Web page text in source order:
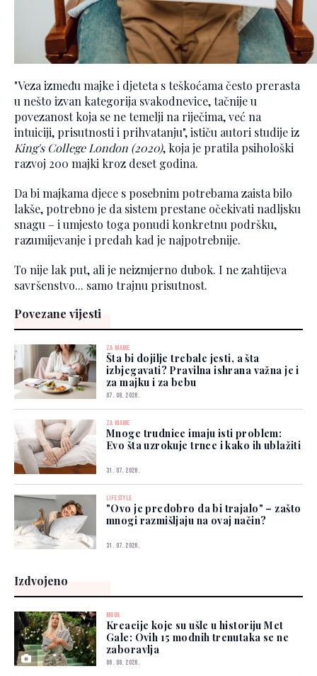
"Veza između majke i djeteta s teškoćama često prerasta
u nešto izvan kategorija svakodnevice, tačnije u
povezanost koja se ne temelji na riječima, već na
intuiciji, prisutnosti i prihvatanju", ističu autori studije iz
King's College London (2020), koja je pratila psihološki
razvoj 200 majki kroz deset godina.
Da bi majkama djece s posebnim potrebama zaista bilo
lakše, potrebno je da sistem prestane očekivati nadljsku
snagu – i umjesto toga ponudi konkretnu podršku,
razumijevanje i predah kad je najpotrebnije.
To nije lak put, ali je neizmjerno dubok. I ne zahtijeva
savršenstvo... samo trajnu prisutnost.
Povezane vijesti
ZA MAME
Šta bi dojilje trebale jesti, a šta
izbjegavati? Pravilna ishrana važna je i
za majku i za bebu
07. 08. 2026.
ZA MAME
Mnoge trudnice imaju isti problem:
Evo šta uzrokuje trnce i kako ih ublažiti
31. 07. 2026.
LIFESTYLE
"Ovo je predobro da bi trajalo" – zašto
mnogi razmišljaju na ovaj način?
31. 07. 2026.
Izdvojeno
MODA
Kreacije koje su ušle u historiju Met
Gale: Ovih 15 modnih trenutaka se ne
zaboravlja
06. 08. 2026.